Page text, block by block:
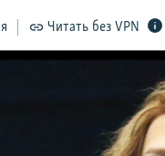
Читать без VPN